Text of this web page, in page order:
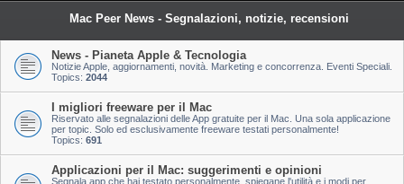
Mac Peer News - Segnalazioni, notizie, recensioni
News - Pianeta Apple & Tecnologia
Notizie Apple, aggiornamenti, novità. Marketing e concorrenza. Eventi Speciali.
Topics: 2044
I migliori freeware per il Mac
Riservato alle segnalazioni delle App gratuite per il Mac. Una sola applicazione
per topic. Solo ed esclusivamente freeware testati personalmente!
Topics: 691
Applicazioni per il Mac: suggerimenti e opinioni
Segnala app che hai testato personalmente, spiegane l'utilità e i modi per